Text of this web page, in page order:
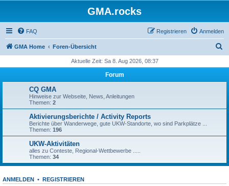
GMA.rocks
FAQ Anmelden
Registrieren
GMA Home Foren-Übersicht
h
Aktuelle Zeit: Sa 8. Aug 2026, 08:37
Forum
CQ GMA
Hinweise zur Webseite, News, Anleitungen
Themen: 2
Aktivierungsberichte / Activity Reports
Berichte über Wanderwege, gute UKW-Standorte, wo sind Parkplätze ...
Themen: 196
UKW-Aktivitäten
alles zu Conteste, Regional-Wettbewerbe .....
Themen: 34
ANMELDEN • REGISTRIEREN